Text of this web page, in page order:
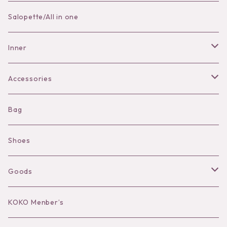
Skirt
Pants
Salopette/All in one
Inner
Bra
Shorts
Camisole
Long sleeve
Accessories
Necklace
Pierce/Earring
Ear Cuff
Bracelet／Bangle
Bag
Shoes
Goods
Hat
KOKO Menber’s